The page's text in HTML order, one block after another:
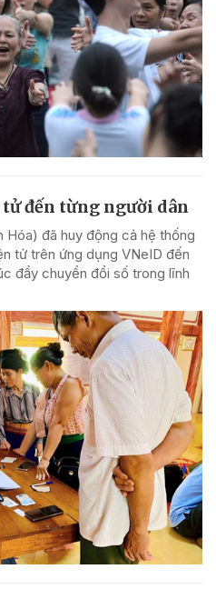
đến từng người dân
Hóa) đã huy động cả hệ thống
tử trên ứng dụng VNeID đến
đẩy chuyển đổi số trong lĩnh